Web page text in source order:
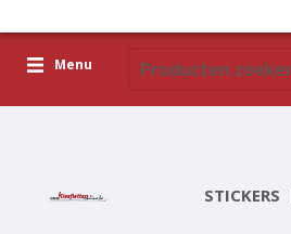
Menu
STICKERS